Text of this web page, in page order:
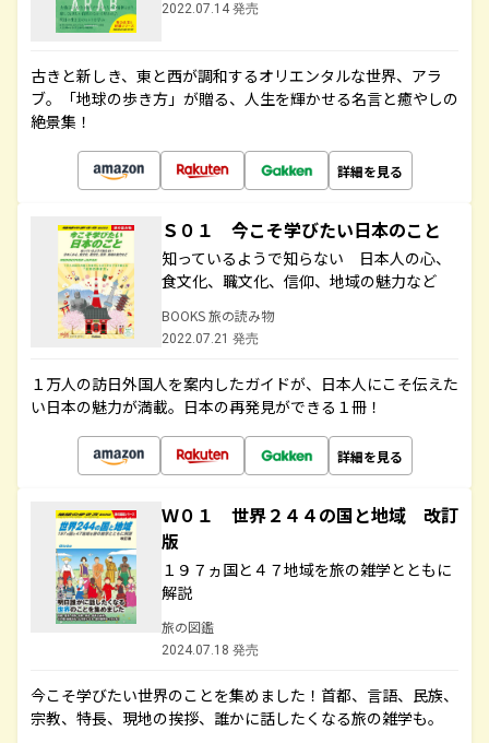
2022.07.14 発売
古きと新しき、東と西が調和するオリエンタルな世界、アラ
ブ。「地球の歩き方」が贈る、人生を輝かせる名言と癒やしの
絶景集！
詳細を見る
Ｓ０１ 今こそ学びたい日本のこと
知っているようで知らない 日本人の心、
食文化、職文化、信仰、地域の魅力など
BOOKS 旅の読み物
2022.07.21 発売
１万人の訪日外国人を案内したガイドが、日本人にこそ伝えた
い日本の魅力が満載。日本の再発見ができる１冊！
詳細を見る
Ｗ０１ 世界２４４の国と地域 改訂
版
１９７ヵ国と４７地域を旅の雑学とともに
解説
旅の図鑑
2024.07.18 発売
今こそ学びたい世界のことを集めました！首都、言語、民族、
宗教、特長、現地の挨拶、誰かに話したくなる旅の雑学も。